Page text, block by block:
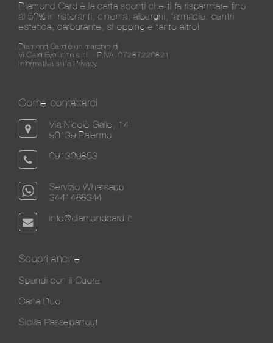
Diamond Card è la carta sconti che ti fa risparmiare fino
al 50% in ristoranti, cinema, alberghi, farmacie, centri
estetica, carburante, shopping e tanto altro!
Diamond Card è un marchio di
Vi.Card Evolution s.r.l. - P.IVA: 07287220821
Informativa sulla Privacy
Come contattarci
Via Nicolò Gallo, 14
90139 Palermo
091309853
Servizio Whatsapp
3441488344
info@diamondcard.it
Scopri anche
Spendi con il Cuore
Carta Duo
Sicilia Passepartout